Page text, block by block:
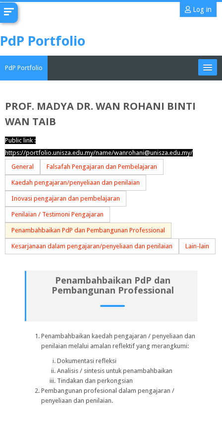
content
Log in
PdP Portfolio
PdP Portfolio
CoMAE-i
English ‎(en)‎
Search
PROF. MADYA DR. WAN ROHANI BINTI
WAN TAIB
Public link :
https://portfolio.unisza.edu.my/name/wanrohani@unisza.edu.my/
General
Falsafah Pengajaran dan Pembelajaran
Kaedah pengajaran/penyeliaan dan penilaian
Inovasi pengajaran dan pembelajaran
Penilaian / Testimoni Pengajaran
Penambahbaikan PdP dan Pembangunan Professional
Kesarjanaan dalam pengajaran/penyeliaan dan penilaian Lain-lain
Penambahbaikan PdP dan
Pembangunan Professional
Penambahbaikan kaedah pengajaran / penyeliaan dan
penilaian melalui amalan reflektif yang merangkumi:
Dokumentasi refleksi
Analisis / sintesis untuk penambahbaikan
Tindakan dan perkongsian
Pembangunan profesional dalam pengajaran /
penyeliaan dan penilaian.